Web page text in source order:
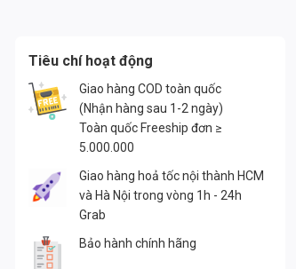
Tiêu chí hoạt động
Giao hàng COD toàn quốc
(Nhận hàng sau 1-2 ngày)
Toàn quốc Freeship đơn ≥
5.000.000
Giao hàng hoả tốc nội thành HCM
và Hà Nội trong vòng 1h - 24h
Grab
Bảo hành chính hãng